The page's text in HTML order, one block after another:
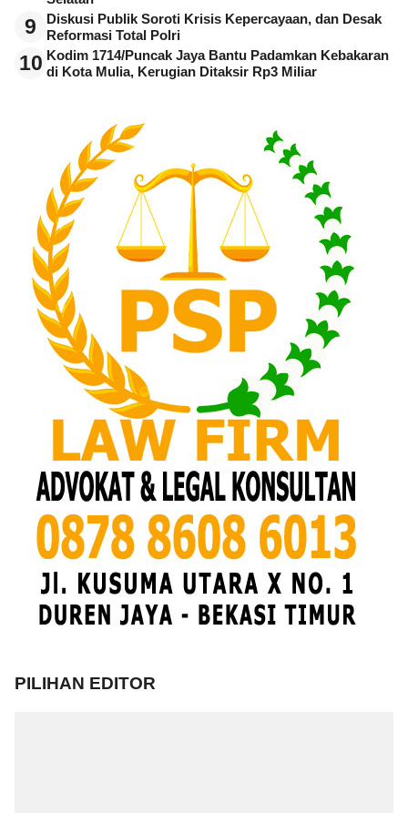
9
Diskusi Publik Soroti Krisis Kepercayaan, dan Desak
Reformasi Total Polri
10 Kodim 1714/Puncak Jaya Bantu Padamkan Kebakaran
di Kota Mulia, Kerugian Ditaksir Rp3 Miliar
PILIHAN EDITOR